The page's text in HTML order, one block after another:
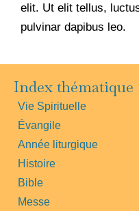
elit. Ut elit tellus,
pulvinar dapibus leo.
Index thématique
Vie Spirituelle
Évangile
Année liturgique
Histoire
Bible
Messe